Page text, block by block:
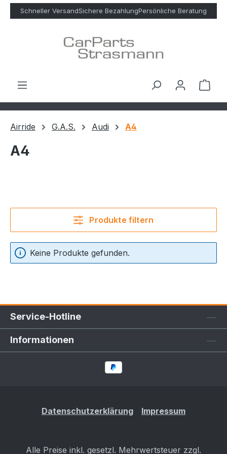
Zum Hauptinhalt springen
Schneller VersandSichere BezahlungPersönliche Beratung
Airride G.A.S. Audi A4
A4
Produkte filtern
Keine Produkte gefunden.
Service-Hotline
Informationen
Datenschutzerklärung Impressum
Alle Preise inkl. gesetzl. Mehrwertsteuer zzgl.